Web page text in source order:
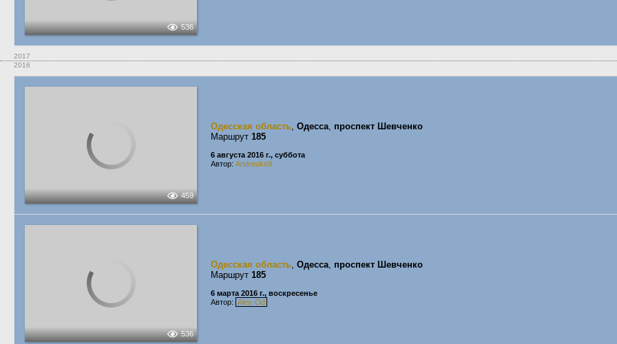
536
2017
2016
459
Одесская область, Одесса, проспект Шевченко
Маршрут 185
6 августа 2016 г., суббота
Автор: Andreuko9
536
Одесская область, Одесса, проспект Шевченко
Маршрут 185
6 марта 2016 г., воскресенье
Автор: Alex-Od